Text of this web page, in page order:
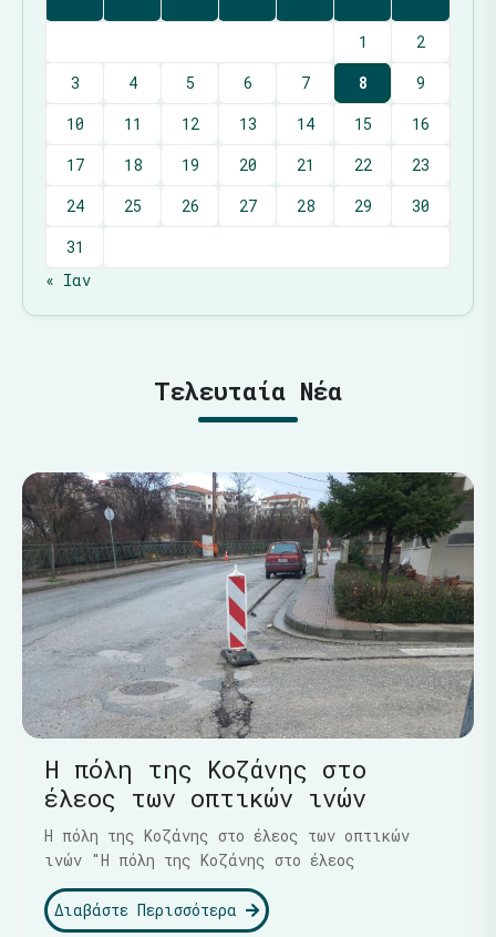
1
2
3
4 5 6 7 8
9
10
11 12 13 14 15
16
17
18 19 20 21 22
23
24
25 26 27 28 29
30
31
« Ιαν
Τελευταία Νέα
Η πόλη της Κοζάνης στο
έλεος των οπτικών ινών
Η πόλη της Κοζάνης στο έλεος των οπτικών
ινών "Η πόλη της Κοζάνης στο έλεος
Διαβάστε Περισσότερα